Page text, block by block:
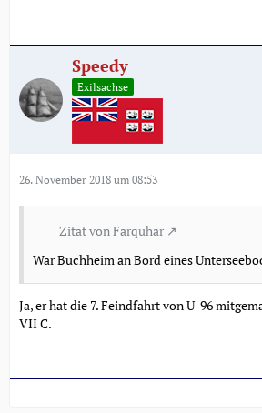
Speedy
Exilsachse
26. November 2018 um 08:53
Zitat von Farquhar
War Buchheim an Bord eines
Ja, er hat die 7. Feindfahrt von U-96
VII C.